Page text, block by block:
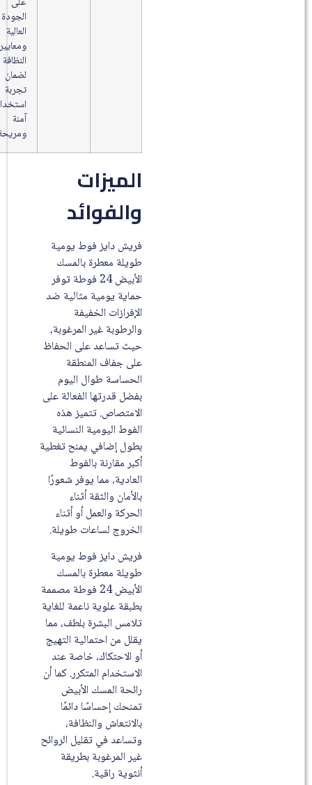
الجودة
ومعايير
النظافة
تجربة
استخدام
ومريحة.
الميزات
والفوائد
فريش دايز فوط يومية
طويلة معطرة بالمسك
الأبيض 24 فوطة توفر
حماية يومية مثالية ضد
الإفرازات الخفيفة
والرطوبة غير المرغوبة،
حيث تساعد على الحفاظ
على جفاف المنطقة
الحساسة طوال اليوم
بفضل قدرتها الفعالة على
الامتصاص. تتميز هذه
الفوط اليومية النسائية
بطول إضافي يمنح تغطية
أكبر مقارنة بالفوط
العادية، مما يوفر شعورًا
بالأمان والثقة أثناء
الحركة والعمل أو أثناء
الخروج لساعات طويلة.
فريش دايز فوط يومية
طويلة معطرة بالمسك
الأبيض 24 فوطة مصممة
بطبقة علوية ناعمة للغاية
تلامس البشرة بلطف، مما
يقلل من احتمالية التهيج
أو الاحتكاك، خاصة عند
الاستخدام المتكرر. كما أن
رائحة المسك الأبيض
تمنحك إحساسًا دائمًا
بالانتعاش والنظافة،
وتساعد في تقليل الروائح
غير المرغوبة بطريقة
أنثوية راقية.